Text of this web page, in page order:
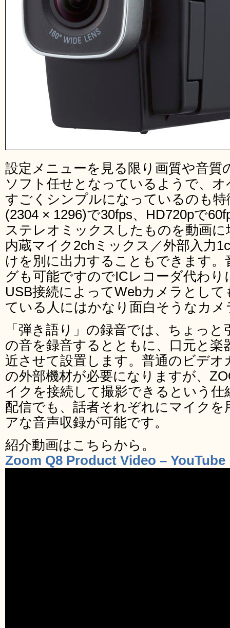
設定メニューを見る限り画質や音質
ソフト任せとなっているようで、
すごくシンプルになっているのも特
(2304 × 1296)で30fps、HD720pで
ステレオミックスしたものを動画
内蔵マイク2chミックス／外部入力
けを別に出力することもできます
グも可能ですのでICレコーダ代わ
USB接続によってWebカメラとし
ている人にはかなり面白そうなカ
「弾き語り」の録音では、ちょっ
の音を録音するとともに、口元と
近させて設置します。普通のビデ
の外部機材が必要になりますが、
イクを接続して撮影できるという仕
配信でも、話者それぞれにマイク
アな音声収録が可能です。
紹介動画はこちらから。
Zoom Q8 Product Video – YouTube